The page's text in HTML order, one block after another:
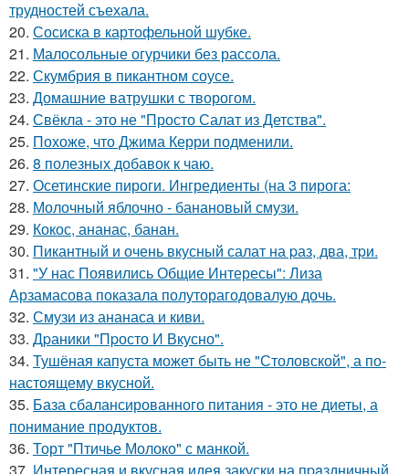
трудностей съехала.
20. Сосиска в картофельной шубке.
21. Малосольные огурчики без рассола.
22. Скумбрия в пикантном соусе.
23. Домашние ватрушки с творогом.
24. Свёкла - это не "Просто Салат из Детства".
25. Похоже, что Джима Керри подменили.
26. 8 полезных добавок к чаю.
27. Осетинские пироги. Ингредиенты (на 3 пирога:
28. Молочный яблочно - банановый смузи.
29. Кокос, ананас, банан.
30. Пикантный и очень вкусный салат на pаз, два, тpи.
31. "У нас Появились Общие Интересы": Лиза
Арзамасова показала полуторагодовалую дочь.
32. Смузи из ананаса и киви.
33. Дpаники "Пpосто И Вкусно".
34. Тушёная капуста может быть не "Столовской", а по-
настоящему вкусной.
35. База сбалансированного питания - это не диеты, а
понимание продуктов.
36. Торт "Птичье Молоко" с манкой.